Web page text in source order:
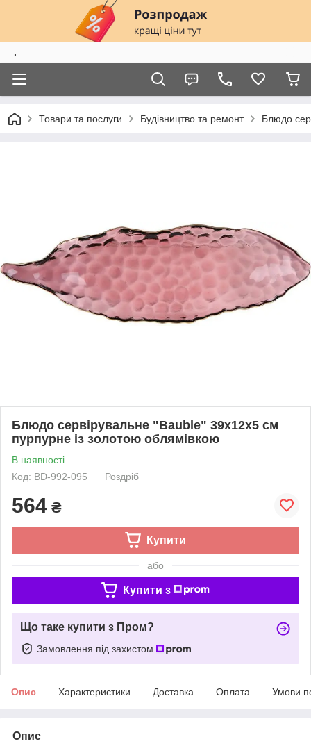
.
Товари та послуги Будівництво та ремонт Блюдо
Блюдо сервірувальне "Bauble" 39х12х5 см
пурпурне із золотою облямівкою
В наявності
Код: BD-992-095
Роздріб
564 ₴
Купити
або
Купити з
Що таке купити з Пром?
Замовлення під захистом
Опис Характеристики Доставка Оплата Умови
Опис